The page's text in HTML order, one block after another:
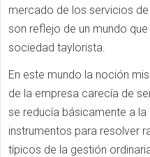
mercado de los servicios
son reflejo de un mundo
sociedad taylorista.
En este mundo la noción
de la empresa carecía de
se reducía básicamente a
instrumentos para resolver
típicos de la gestión